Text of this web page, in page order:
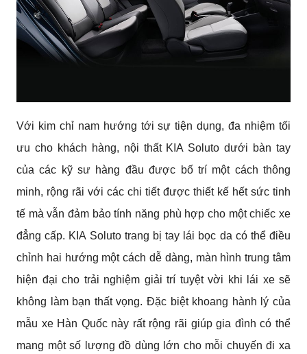
Với kim chỉ nam hướng tới sự tiện dụng, đa nhiệm tối
ưu cho khách hàng, nội thất KIA Soluto dưới bàn tay
của các kỹ sư hàng đầu được bố trí một cách thông
minh, rộng rãi với các chi tiết được thiết kế hết sức tinh
tế mà vẫn đảm bảo tính năng phù hợp cho một chiếc xe
đẳng cấp. KIA Soluto trang bị tay lái bọc da có thể điều
chỉnh hai hướng một cách dễ dàng, màn hình trung tâm
hiện đại cho trải nghiệm giải trí tuyệt vời khi lái xe sẽ
không làm bạn thất vọng. Đặc biệt khoang hành lý của
mẫu xe Hàn Quốc này rất rộng rãi giúp gia đình có thể
mang một số lượng đồ dùng lớn cho mỗi chuyến đi xa